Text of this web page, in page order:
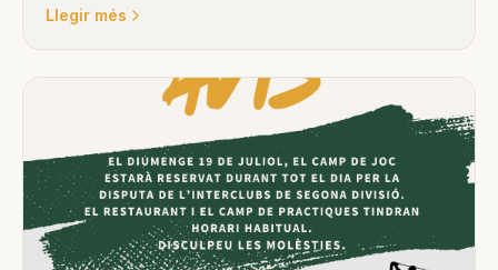
Llegir més